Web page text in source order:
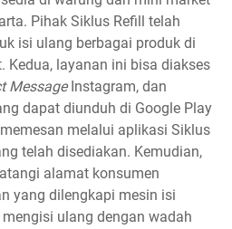
Pihak Siklus Refill telah
isi ulang berbagai produk di
Kedua, layanan ini bisa diakses
MessageInstagram, dan
dapat diunduh di Google Play
melalui aplikasi Siklus
telah disediakan. Kemudian,
alamat konsumen
yang dilengkapi mesin isi
ulang dengan wadah